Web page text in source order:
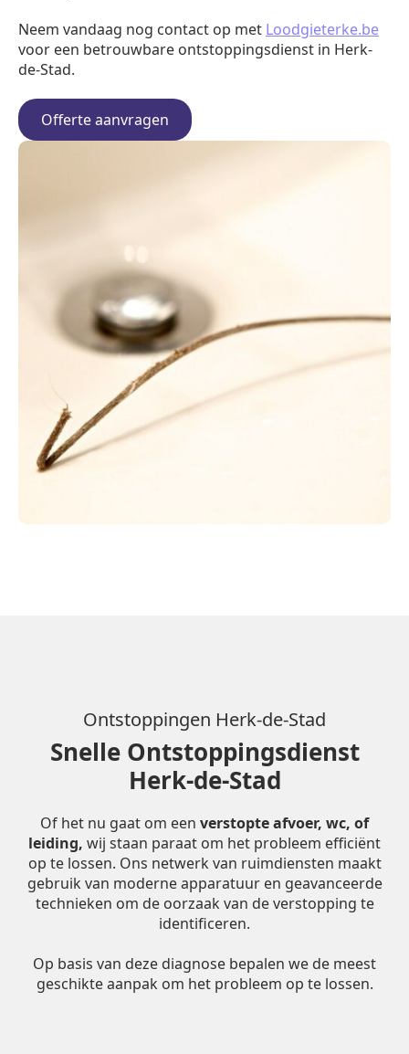
Neem vandaag nog contact op met Loodgieterke.be
voor een betrouwbare ontstoppingsdienst in Herk-
de-Stad.
Offerte aanvragen
Ontstoppingen Herk-de-Stad
Snelle Ontstoppingsdienst
Herk-de-Stad
Of het nu gaat om een verstopte afvoer, wc, of
leiding, wij staan paraat om het probleem efficiënt
op te lossen. Ons netwerk van ruimdiensten maakt
gebruik van moderne apparatuur en geavanceerde
technieken om de oorzaak van de verstopping te
identificeren.
Op basis van deze diagnose bepalen we de meest
geschikte aanpak om het probleem op te lossen.